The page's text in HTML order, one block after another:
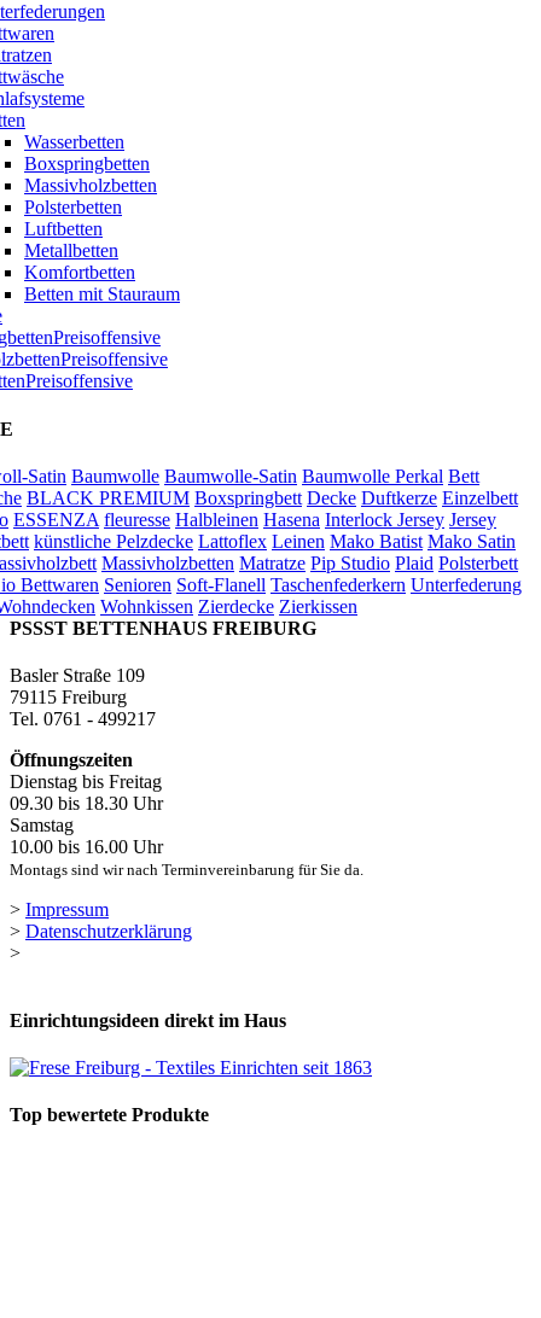
Wasserbetten
Boxspringbetten
Massivholzbetten
Polsterbetten
Luftbetten
Metallbetten
Komfortbetten
Betten mit Stauraum
Satin Baumwolle Baumwolle-Satin Baumwolle Perkal Bett
BLACK PREMIUM Boxspringbett Decke Duftkerze Einzelbett
ESSENZA fleuresse Halbleinen Hasena Interlock Jersey Jersey
künstliche Pelzdecke Lattoflex Leinen Mako Batist Mako Satin
Massivholzbetten Matratze Pip Studio Plaid Polsterbett
Bettwaren Senioren Soft-Flanell Taschenfederkern Unterfederung
Wohnkissen Zierdecke Zierkissen
PSSST BETTENHAUS FREIBURG
Basler Straße 109
79115 Freiburg
Tel. 0761 - 499217
Öffnungszeiten
Dienstag bis Freitag
09.30 bis 18.30 Uhr
Samstag
10.00 bis 16.00 Uhr
Montags sind wir nach Terminvereinbarung für Sie da.
> Impressum
> Datenschutzerklärung
>
Einrichtungsideen direkt im Haus
Top bewertete Produkte